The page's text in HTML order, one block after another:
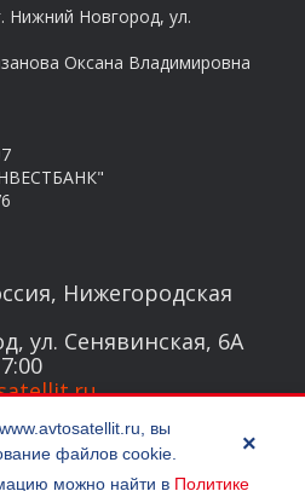
Нижний Новгород, ул.
Оксана Владимировна
Нижегородская
ул. Сенявинская, 6А
права защищены. Политика
×
www.avtosatellit.ru , вы
файлов cookie.
можно найти в Политике